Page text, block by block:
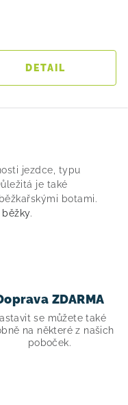
jezdce, typu
je také
botami.
běžky.
ZDARMA
se můžete také
na některé z našich
poboček.